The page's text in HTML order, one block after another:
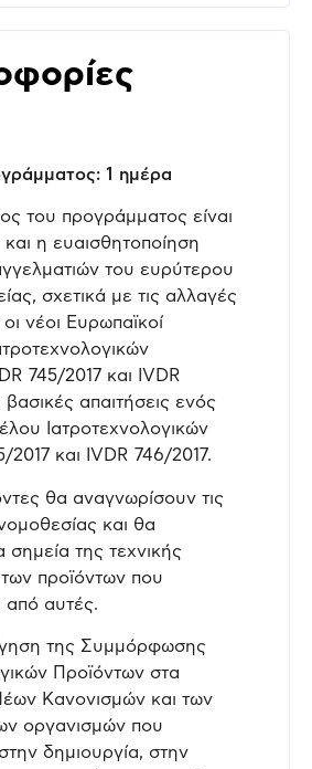
1 ημέρα
του προγράμματος είναι
η ευαισθητοποίηση
του ευρύτερου
σχετικά με τις αλλαγές
νέοι Ευρωπαϊκοί
745/2017 και IVDR
βασικές απαιτήσεις ενός
Ιατροτεχνολογικών
2017 και IVDR 746/2017.
θα αναγνωρίσουν τις
και θα
σημεία της τεχνικής
προϊόντων που
από αυτές.
της Συμμόρφωσης
Προϊόντων στα
Κανονισμών και των
οργανισμών που
δημιουργία, στην